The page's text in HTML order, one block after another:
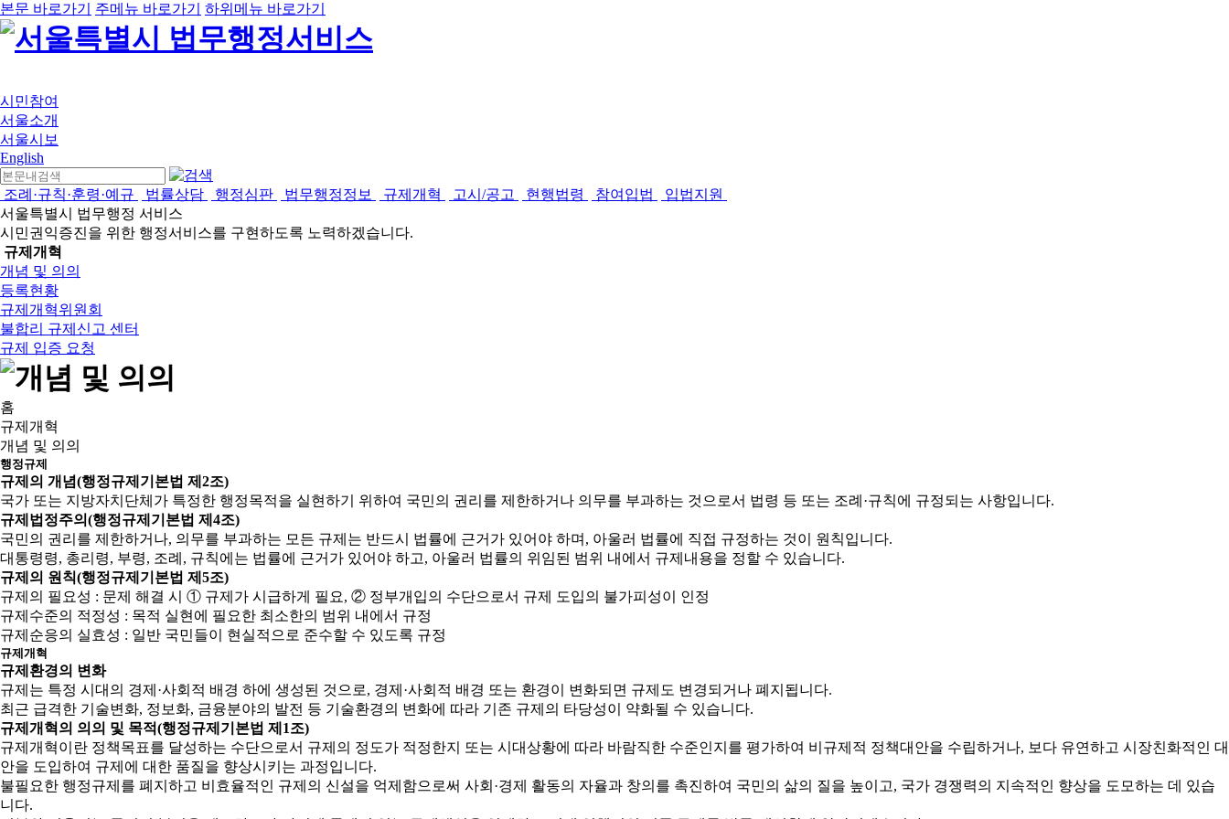
본문 바로가기 주메뉴 바로가기 하위메뉴 바로가기
시민참여
서울소개
서울시보
English
조례·규칙·훈령·예규 법률상담 행정심판 법무행정정보 규제개혁 고시/공고 현행법령 참여입법
입법지원
서울특별시 법무행정 서비스
시민권익증진을 위한 행정서비스를 구현하도록 노력하겠습니다.
규제개혁
개념 및 의의
등록현황
규제개혁위원회
불합리 규제신고 센터
규제 입증 요청
홈
규제개혁
개념 및 의의
행정규제
규제의 개념(행정규제기본법 제2조)
국가 또는 지방자치단체가 특정한 행정목적을 실현하기 위하여 국민의 권리를 제한하거나 의무를 부과하는 것으로서 법령 등 또는 조례·규칙에 규정되는 사항입니다.
규제법정주의(행정규제기본법 제4조)
국민의 권리를 제한하거나, 의무를 부과하는 모든 규제는 반드시 법률에 근거가 있어야 하며, 아울러 법률에 직접 규정하는 것이 원칙입니다.
대통령령, 총리령, 부령, 조례, 규칙에는 법률에 근거가 있어야 하고, 아울러 법률의 위임된 범위 내에서 규제내용을 정할 수 있습니다.
규제의 원칙(행정규제기본법 제5조)
규제의 필요성 : 문제 해결 시 ① 규제가 시급하게 필요, ② 정부개입의 수단으로서 규제 도입의 불가피성이 인정
규제수준의 적정성 : 목적 실현에 필요한 최소한의 범위 내에서 규정
규제순응의 실효성 : 일반 국민들이 현실적으로 준수할 수 있도록 규정
규제개혁
규제환경의 변화
규제는 특정 시대의 경제·사회적 배경 하에 생성된 것으로, 경제·사회적 배경 또는 환경이 변화되면 규제도 변경되거나 폐지됩니다.
최근 급격한 기술변화, 정보화, 금융분야의 발전 등 기술환경의 변화에 따라 기존 규제의 타당성이 약화될 수 있습니다.
규제개혁의 의의 및 목적(행정규제기본법 제1조)
규제개혁이란 정책목표를 달성하는 수단으로서 규제의 정도가 적정한지 또는 시대상황에 따라 바람직한 수준인지를 평가하여 비규제적 정책대안을 수립하거나, 보다 유연하고 시장친화적인 대
안을 도입하여 규제에 대한 품질을 향상시키는 과정입니다.
불필요한 행정규제를 폐지하고 비효율적인 규제의 신설을 억제함으로써 사회·경제 활동의 자율과 창의를 촉진하여 국민의 삶의 질을 높이고, 국가 경쟁력의 지속적인 향상을 도모하는 데 있습
니다.